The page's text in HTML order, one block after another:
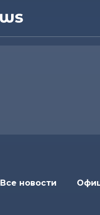
Все новости